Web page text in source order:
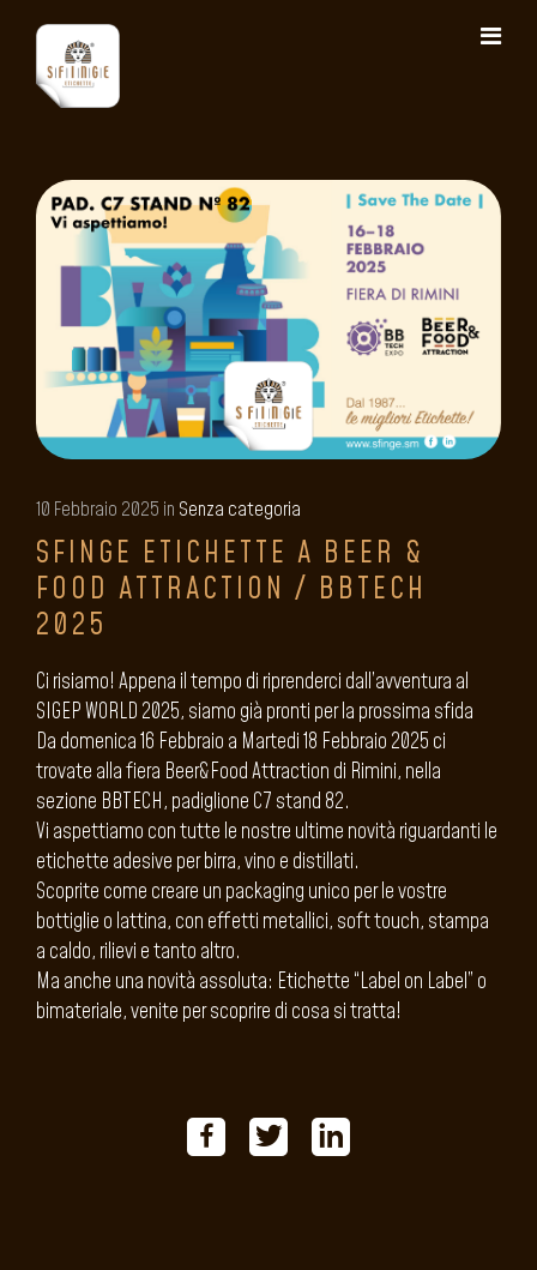
10 Febbraio 2025 in Senza categoria
SFINGE ETICHETTE A BEER &
FOOD ATTRACTION / BBTECH
2025
Ci risiamo! Appena il tempo di riprenderci dall’avventura al
SIGEP WORLD 2025, siamo già pronti per la prossima sfida
Da domenica 16 Febbraio a Martedi 18 Febbraio 2025 ci
trovate alla fiera Beer&Food Attraction di Rimini, nella
sezione BBTECH, padiglione C7 stand 82.
Vi aspettiamo con tutte le nostre ultime novità riguardanti le
etichette adesive per birra, vino e distillati.
Scoprite come creare un packaging unico per le vostre
bottiglie o lattina, con effetti metallici, soft touch, stampa
a caldo, rilievi e tanto altro.
Ma anche una novità assoluta: Etichette “Label on Label” o
bimateriale, venite per scoprire di cosa si tratta!